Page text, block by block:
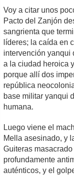
Voy a citar unos
Pacto del Zanjón
sangrienta que
líderes; la caída en
intervención yanqui
a la ciudad heroica
porque allí dos
república
base militar yanqui
humana.
Luego viene el
Mella asesinado, y
Guiteras
profundamente
auténticos, y el